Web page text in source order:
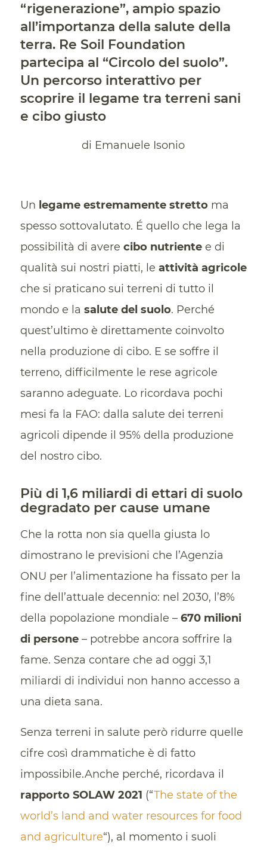
“rigenerazione”, ampio spazio
all’importanza della salute della
terra. Re Soil Foundation
partecipa al “Circolo del suolo”.
Un percorso interattivo per
scoprire il legame tra terreni sani
e cibo giusto
di Emanuele Isonio
Un legame estremamente strettoma
spesso sottovalutato. É quello che lega la
possibilità di avere cibo nutrientee di
qualità sui nostri piatti, le attività agricole
che si praticano sui terreni di tutto il
mondo e la salute del suolo. Perché
quest’ultimo è direttamente coinvolto
nella produzione di cibo. E se soffre il
terreno, difficilmente le rese agricole
saranno adeguate. Lo ricordava pochi
mesi fa la FAO: dalla salute dei terreni
agricoli dipende il 95% della produzione
del nostro cibo.
Più di 1,6 miliardi di ettari di suolo
degradato per cause umane
Che la rotta non sia quella giusta lo
dimostrano le previsioni che l’Agenzia
ONU per l’alimentazione ha fissato per la
fine dell’attuale decennio: nel 2030, l’8%
della popolazione mondiale – 670 milioni
di persone– potrebbe ancora soffrire la
fame. Senza contare che ad oggi 3,1
miliardi di individui non hanno accesso a
una dieta sana.
Senza terreni in salute però ridurre quelle
cifre così drammatiche è di fatto
impossibile.Anche perché, ricordava il
rapporto SOLAW 2021 (“The state of the
world’s land and water resources for food
and agriculture“), al momento i suoli